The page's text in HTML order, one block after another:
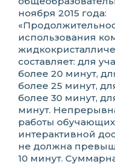
ноября 2015 года:
использования
составляет: для
более 20 минут,
более 25 минут,
более 30 минут,
минут.
работы
интерактивной
не должна
10 минут.